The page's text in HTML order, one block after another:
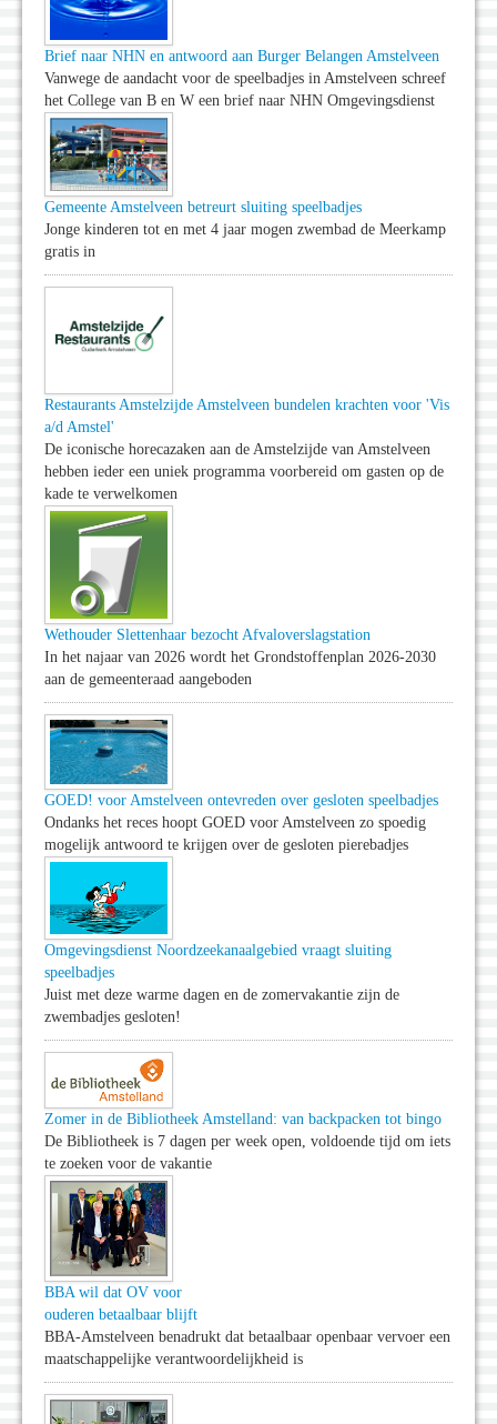
Brief naar NHN en antwoord aan Burger Belangen Amstelveen
Vanwege de aandacht voor de speelbadjes in Amstelveen schreef
het College van B en W een brief naar NHN Omgevingsdienst
Gemeente Amstelveen betreurt sluiting speelbadjes
Jonge kinderen tot en met 4 jaar mogen zwembad de Meerkamp
gratis in
Restaurants Amstelzijde Amstelveen bundelen krachten voor 'Vis
a/d Amstel'
De iconische horecazaken aan de Amstelzijde van Amstelveen
hebben ieder een uniek programma voorbereid om gasten op de
kade te verwelkomen
Wethouder Slettenhaar bezocht Afvaloverslagstation
In het najaar van 2026 wordt het Grondstoffenplan 2026-2030
aan de gemeenteraad aangeboden
GOED! voor Amstelveen ontevreden over gesloten speelbadjes
Ondanks het reces hoopt GOED voor Amstelveen zo spoedig
mogelijk antwoord te krijgen over de gesloten pierebadjes
Omgevingsdienst Noordzeekanaalgebied vraagt sluiting
speelbadjes
Juist met deze warme dagen en de zomervakantie zijn de
zwembadjes gesloten!
Zomer in de Bibliotheek Amstelland: van backpacken tot bingo
De Bibliotheek is 7 dagen per week open, voldoende tijd om iets
te zoeken voor de vakantie
BBA wil dat OV voor
ouderen betaalbaar blijft
BBA-Amstelveen benadrukt dat betaalbaar openbaar vervoer een
maatschappelijke verantwoordelijkheid is